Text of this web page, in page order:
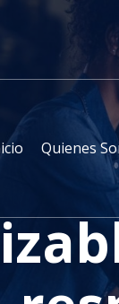
Quienes